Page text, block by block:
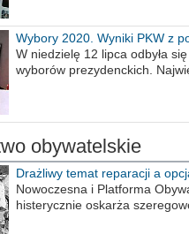
Wybory 2020. Wyniki PKW z
procent obwodów
W niedzielę 12 lipca odbyła
wyborów prezydenckich.
obywatelskie
Drażliwy temat reparacji a
Nowoczesna i Platforma
histerycznie oskarża